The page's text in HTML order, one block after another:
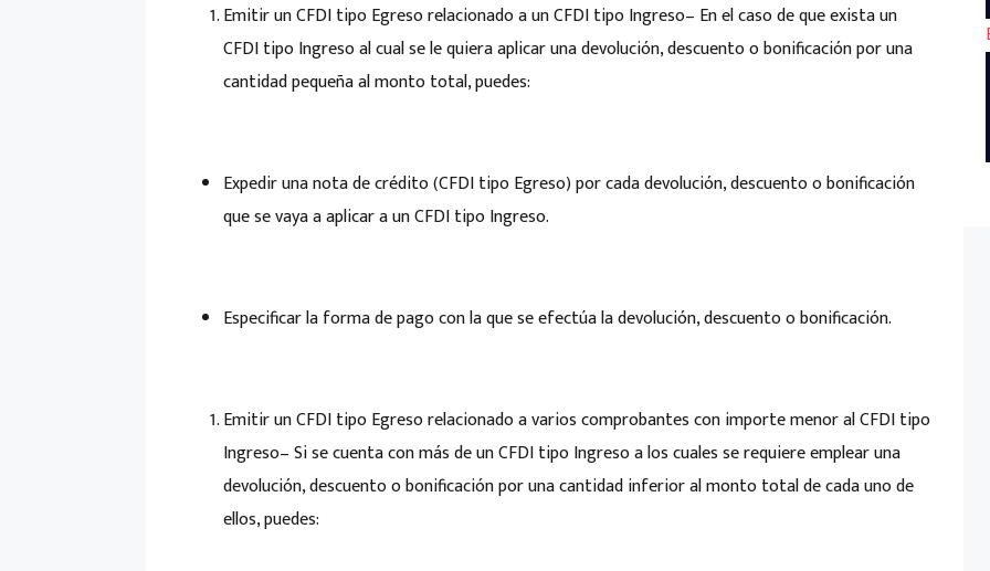
Emitir un CFDI tipo Egreso relacionado a un CFDI tipo Ingreso– En el caso de que exista un
CFDI tipo Ingreso al cual se le quiera aplicar una devolución, descuento o bonificación por una
cantidad pequeña al monto total, puedes:
Expedir una nota de crédito (CFDI tipo Egreso) por cada devolución, descuento o bonificación
que se vaya a aplicar a un CFDI tipo Ingreso.
Especificar la forma de pago con la que se efectúa la devolución, descuento o bonificación.
Emitir un CFDI tipo Egreso relacionado a varios comprobantes con importe menor al CFDI tipo
Ingreso– Si se cuenta con más de un CFDI tipo Ingreso a los cuales se requiere emplear una
devolución, descuento o bonificación por una cantidad inferior al monto total de cada uno de
ellos, puedes: